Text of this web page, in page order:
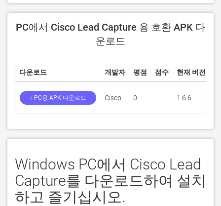
PC에서 Cisco Lead Capture 용 호환 APK 다
운로드
다운로드 개발자 평점 점수 현재 버전
↓ PC용 APK 다운로드 Cisco 0 1.6.6
Windows PC에서 Cisco Lead
Capture를 다운로드하여 설치
하고 즐기십시오.